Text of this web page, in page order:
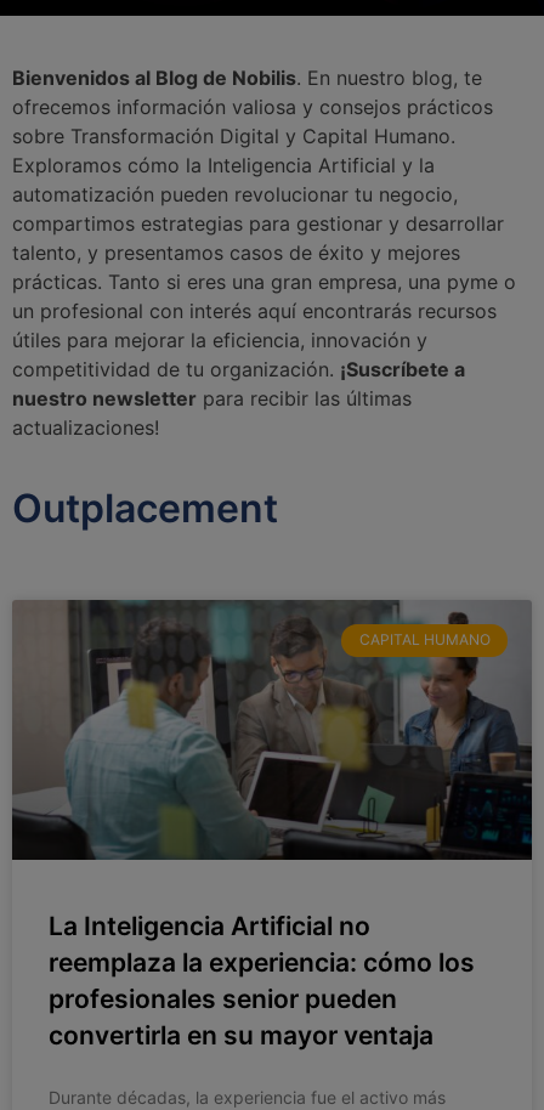
Bienvenidos al Blog de Nobilis. En nuestro blog, te
ofrecemos información valiosa y consejos prácticos
sobre Transformación Digital y Capital Humano.
Exploramos cómo la Inteligencia Artificial y la
automatización pueden revolucionar tu negocio,
compartimos estrategias para gestionar y desarrollar
talento, y presentamos casos de éxito y mejores
prácticas. Tanto si eres una gran empresa, una pyme o
un profesional con interés aquí encontrarás recursos
útiles para mejorar la eficiencia, innovación y
competitividad de tu organización. ¡Suscríbete a
nuestro newsletter para recibir las últimas
actualizaciones!
Outplacement
CAPITAL HUMANO
La Inteligencia Artificial no
reemplaza la experiencia: cómo los
profesionales senior pueden
convertirla en su mayor ventaja
Durante décadas, la experiencia fue el activo más